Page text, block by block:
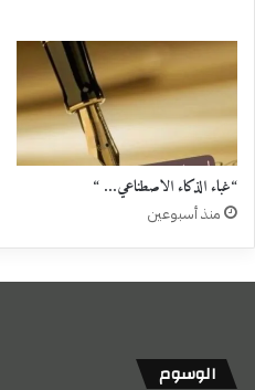
“غباء الذكاء الاصطناعي… “
منذ أسبوعين
الوسوم